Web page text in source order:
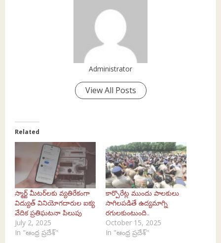
Administrator
View All Posts
Related
స్మార్ట్‌ మీటర్‌లకు వ్యతిరేకంగా
విద్యుత్‌ వినియోగదారుల ఐక్య
వేదిక ప్రతిఘటనా పిలుపు
July 2, 2025
In "ఆంధ్ర ప్రదేశ్"
కార్పొరేట్ల ముందు పాలకులు
సాగిల‌ప‌డితే ఉద్యమాగ్ని
రగులకుంటుంది..
October 15, 2025
In "ఆంధ్ర ప్రదేశ్"